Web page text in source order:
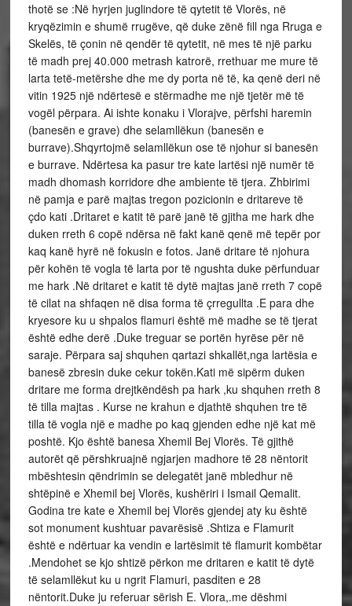
thotë se :Në hyrjen juglindore të qytetit të Vlorës, në
kryqëzimin e shumë rrugëve, që duke zënë fill nga Rruga e
Skelës, të çonin në qendër të qytetit, në mes të një parku
të madh prej 40.000 metrash katrorë, rrethuar me mure të
larta tetë-metërshe dhe me dy porta në të, ka qenë deri në
vitin 1925 një ndërtesë e stërmadhe me një tjetër më të
vogël përpara. Ai ishte konaku i Vlorajve, përfshi haremin
(banesën e grave) dhe selamllëkun (banesën e
burrave).Shqyrtojmë selamllëkun ose të njohur si banesën
e burrave. Ndërtesa ka pasur tre kate lartësi një numër të
madh dhomash korridore dhe ambiente të tjera. Zhbirimi
në pamja e parë majtas tregon pozicionin e dritareve të
çdo kati .Dritaret e katit të parë janë të gjitha me hark dhe
duken rreth 6 copë ndërsa në fakt kanë qenë më tepër por
kaq kanë hyrë në fokusin e fotos. Janë dritare të njohura
për kohën të vogla të larta por të ngushta duke përfunduar
me hark .Në dritaret e katit të dytë majtas janë rreth 7 copë
të cilat na shfaqen në disa forma të çrregullta .E para dhe
kryesore ku u shpalos flamuri është më madhe se të tjerat
është edhe derë .Duke treguar se portën hyrëse për në
saraje. Përpara saj shquhen qartazi shkallët,nga lartësia e
banesë zbresin duke cekur tokën.Kati më sipërm duken
dritare me forma drejtkëndësh pa hark ,ku shquhen rreth 8
të tilla majtas . Kurse ne krahun e djathtë shquhen tre të
tilla të vogla një e madhe po kaq gjenden edhe një kat më
poshtë. Kjo është banesa Xhemil Bej Vlorës. Të gjithë
autorët që përshkruajnë ngjarjen madhore të 28 nëntorit
mbështesin qëndrimin se delegatët janë mbledhur në
shtëpinë e Xhemil bej Vlorës, kushëriri i Ismail Qemalit.
Godina tre kate e Xhemil bej Vlorës gjendej aty ku është
sot monument kushtuar pavarësisë .Shtiza e Flamurit
është e ndërtuar ka vendin e lartësimit të flamurit kombëtar
.Mendohet se kjo shtizë përkon me dritaren e katit të dytë
të selamllëkut ku u ngrit Flamuri, pasditen e 28
nëntorit.Duke ju referuar sërish E. Vlora,.me dëshmi